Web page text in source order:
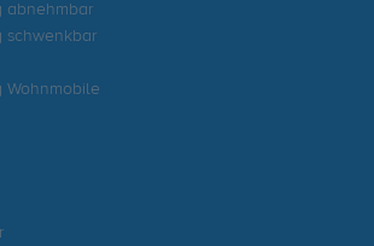
abnehmbar
schwenkbar
Wohnmobile